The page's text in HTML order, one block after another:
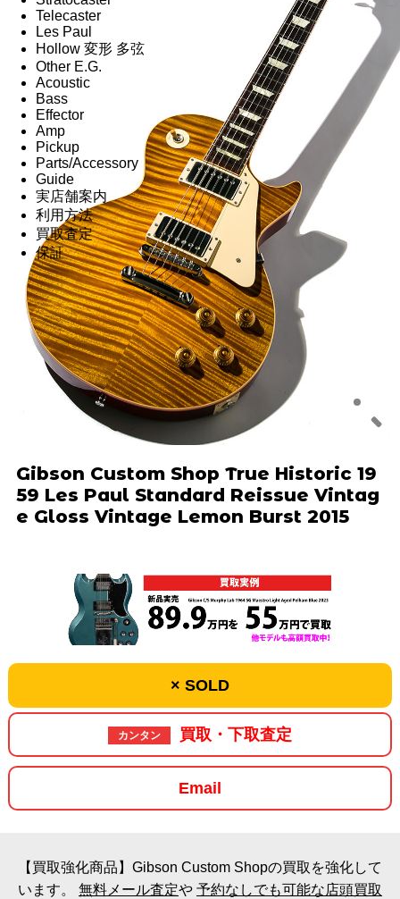
Telecaster
Les Paul
Hollow 変形 多弦
Other E.G.
Acoustic
Bass
Effector
Amp
Pickup
Parts/Accessory
Guide
実店舗案内
利用方法
買取査定
保証
Gibson Custom Shop True Historic 19
59 Les Paul Standard Reissue Vintag
e Gloss Vintage Lemon Burst 2015
× SOLD
カンタン 買取・下取査定
Email
【買取強化商品】Gibson Custom Shopの買取を強化して
います。 無料メール査定や 予約なしでも可能な店頭買取